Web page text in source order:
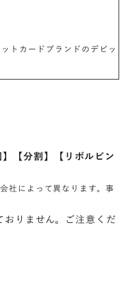
トカードブランドのデビッ
】【分割】【リボルビン
社によって異なります。事
りません。ご注意くだ